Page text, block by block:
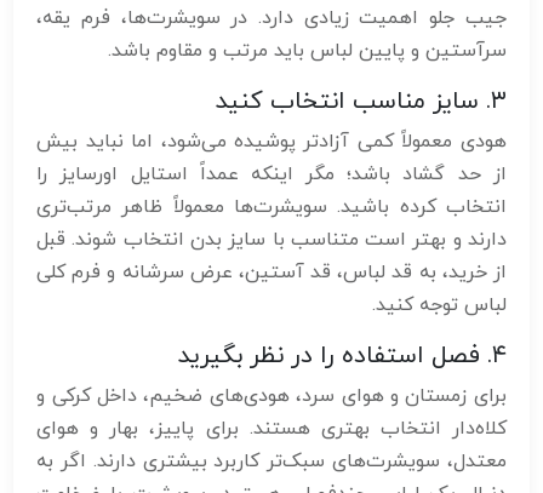
جیب جلو اهمیت زیادی دارد. در سویشرت‌ها، فرم یقه،
سرآستین و پایین لباس باید مرتب و مقاوم باشد.
۳. سایز مناسب انتخاب کنید
هودی معمولاً کمی آزادتر پوشیده می‌شود، اما نباید بیش
از حد گشاد باشد؛ مگر اینکه عمداً استایل اورسایز را
انتخاب کرده باشید. سویشرت‌ها معمولاً ظاهر مرتب‌تری
دارند و بهتر است متناسب با سایز بدن انتخاب شوند. قبل
از خرید، به قد لباس، قد آستین، عرض سرشانه و فرم کلی
لباس توجه کنید.
۴. فصل استفاده را در نظر بگیرید
برای زمستان و هوای سرد، هودی‌های ضخیم، داخل کرکی و
کلاه‌دار انتخاب بهتری هستند. برای پاییز، بهار و هوای
معتدل، سویشرت‌های سبک‌تر کاربرد بیشتری دارند. اگر به